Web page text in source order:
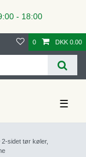
- 18:00
0 DKK 0.00
☰
sidet tør køler,